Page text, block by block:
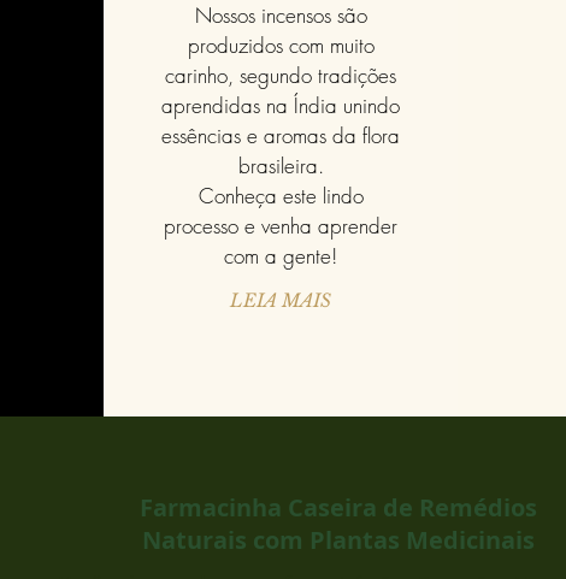
Nossos incensos são
produzidos com muito
carinho, segundo tradições
aprendidas na Índia unindo
essências e aromas da flora
brasileira.
Conheça este lindo
processo e venha aprender
com a gente!
LEIA MAIS
Farmacinha Caseira de Remédios
Naturais com Plantas Medicinais